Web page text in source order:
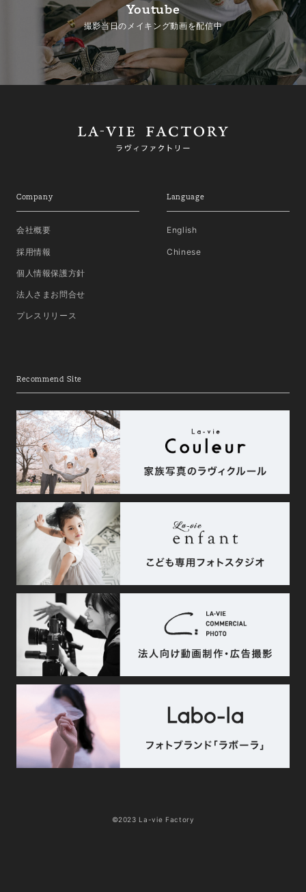
Youtube
撮影当日のメイキング動画を配信中
Company
会社概要
採用情報
個人情報保護方針
法人さまお問合せ
プレスリリース
Language
English
Chinese
Recommend Site
©2023 La-vie Factory